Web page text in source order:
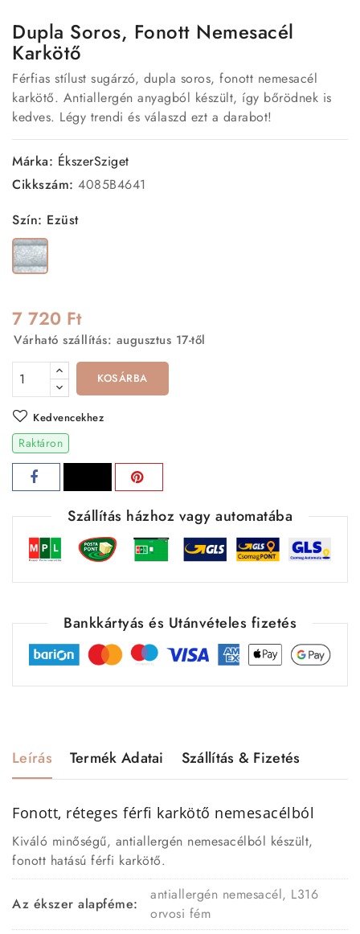
Dupla Soros, Fonott Nemesacél
Karkötő
Férfias stílust sugárzó, dupla soros, fonott nemesacél
karkötő. Antiallergén anyagból készült, így bőrödnek is
kedves. Légy trendi és válaszd ezt a darabot!
Márka: ÉkszerSziget
Cikkszám: 4085B4641
Szín: Ezüst
Ezüst
7 720 Ft
Várható szállítás: augusztus 17-től
KOSÁRBA
Kedvencekhez
Raktáron
Szállítás házhoz vagy automatába
Bankkártyás és Utánvételes fizetés
Leírás Termék Adatai Szállítás & Fizetés
Fonott, réteges férfi karkötő nemesacélból
Kiváló minőségű, antiallergén nemesacélból készült,
fonott hatású férfi karkötő.
Az ékszer alapféme:
antiallergén nemesacél, L316
orvosi fém